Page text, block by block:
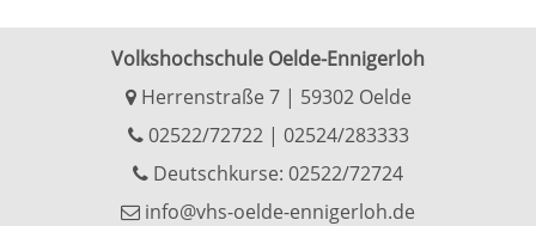
Volkshochschule Oelde-Ennigerloh
Herrenstraße 7 | 59302 Oelde
02522/72722| 02524/283333
Deutschkurse: 02522/72724
info@vhs-oelde-ennigerloh.de